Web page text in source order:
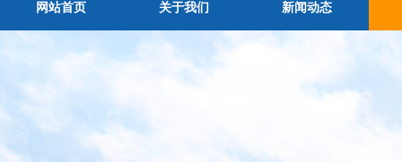
网站首页 关于我们 新闻动态